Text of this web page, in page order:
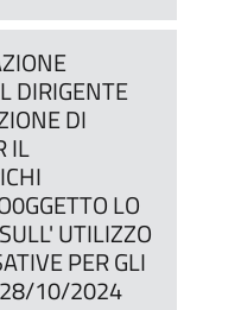
DIRIGENTE
DI
IL
LO
UTILIZZO
PER GLI
28/10/2024